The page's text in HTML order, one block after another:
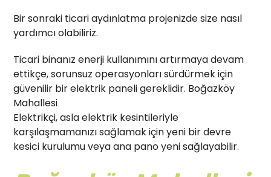
Bir sonraki ticari aydınlatma projenizde size nasıl
yardımcı olabiliriz.
Ticari binanız enerji kullanımını artırmaya devam
ettikçe, sorunsuz operasyonları sürdürmek için
güvenilir bir elektrik paneli gereklidir. Boğazköy
Mahallesi
Elektrikçi, asla elektrik kesintileriyle
karşılaşmamanızı sağlamak için yeni bir devre
kesici kurulumu veya ana pano yeni sağlayabilir.